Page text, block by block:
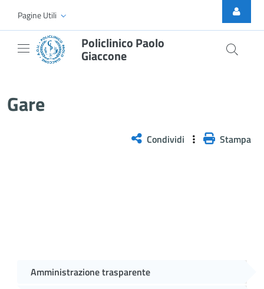
Skip to Main Content
Pagine Utili
Policlinico Paolo
Giaccone
Gare
Condividi Stampa
Amministrazione trasparente